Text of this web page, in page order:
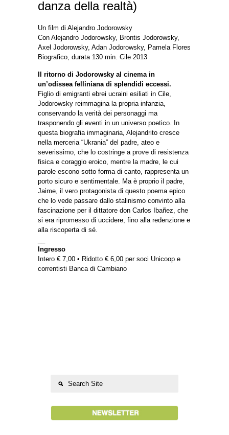
danza della realtà)
Un film di Alejandro Jodorowsky
Con Alejandro Jodorowsky, Brontis Jodorowsky,
Axel Jodorowsky, Adan Jodorowsky, Pamela Flores
Biografico, durata 130 min. Cile 2013
Il ritorno di Jodorowsky al cinema in
un’odissea felliniana di splendidi eccessi.
Figlio di emigranti ebrei ucraini esiliati in Cile,
Jodorowsky reimmagina la propria infanzia,
conservando la verità dei personaggi ma
trasponendo gli eventi in un universo poetico. In
questa biografia immaginaria, Alejandrito cresce
nella merceria “Ukrania” del padre, ateo e
severissimo, che lo costringe a prove di resistenza
fisica e coraggio eroico, mentre la madre, le cui
parole escono sotto forma di canto, rappresenta un
porto sicuro e sentimentale. Ma è proprio il padre,
Jaime, il vero protagonista di questo poema epico
che lo vede passare dallo stalinismo convinto alla
fascinazione per il dittatore don Carlos Ibañez, che
si era ripromesso di uccidere, fino alla redenzione e
alla riscoperta di sé.
Ingresso
Intero € 7,00 • Ridotto € 6,00 per soci Unicoop e
correntisti Banca di Cambiano